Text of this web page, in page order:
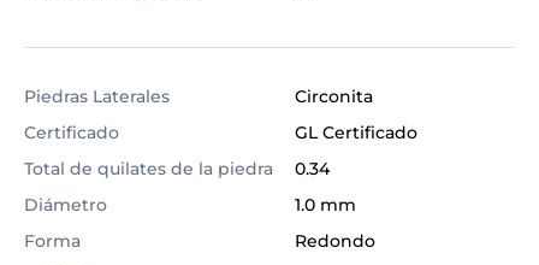
Piedras Laterales
Circonita
Certificado
GL Certificado
Total de quilates de la piedra
0.34
Diámetro
1.0 mm
Forma
Redondo